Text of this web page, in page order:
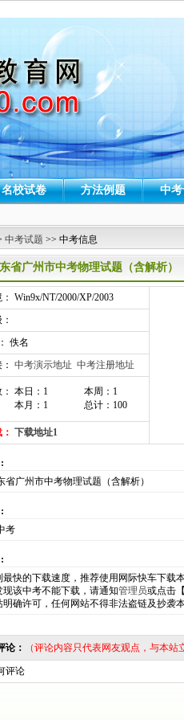
名校试卷 方法例题 中
中考试题 >> 中考信息
省广州市中考物理试题（含解析）
Win9x/NT/2000/XP/2003
佚名
中考演示地址 中考注册地址
本日：1
：1
本周：1
总计：100
下载地址1
省广州市中考物理试题（含解析）
考
最快的下载速度，推荐使用网际快车下载本
现该中考不能下载，请通知管理员或点击【
明确许可，任何网站不得非法盗链及抄袭
论： （评论内容只代表网友观点，与本站
评论